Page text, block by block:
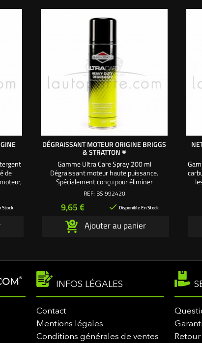
de
Stock
DÉGRAISSANT MOTEUR ORIGINE BRIGGS
& STRATTON ®
Gamme Ultra Care Spray 200 ml
Dégraissant moteur haute puissance.
Spécialement conçu pour éliminer
facilement la graisse et les saletés sur les
coupe, boîte de vitesses.
REF: BS 992420
Prix
9,65 €  Disponible En Stock
Ajouter au panier
INFOS LÉGALES
Contact
Mentions légales
Conditions générales de ventes
Retour